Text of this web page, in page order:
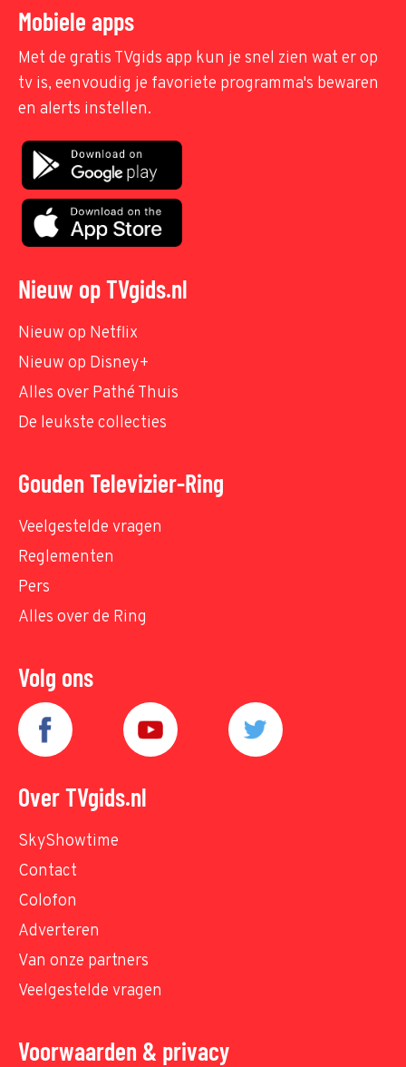
Mobiele apps
Met de gratis TVgids app kun je snel zien wat er op
tv is, eenvoudig je favoriete programma's bewaren
en alerts instellen.
Nieuw op TVgids.nl
Nieuw op Netflix
Nieuw op Disney+
Alles over Pathé Thuis
De leukste collecties
Gouden Televizier-Ring
Veelgestelde vragen
Reglementen
Pers
Alles over de Ring
Volg ons
Over TVgids.nl
SkyShowtime
Contact
Colofon
Adverteren
Van onze partners
Veelgestelde vragen
Voorwaarden & privacy